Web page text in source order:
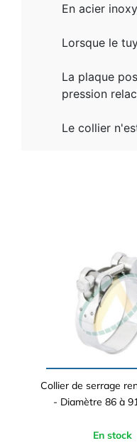
En acier
Lorsque le
La plaque
pression
Le collier
Collier de serrage
- Diamètre 86 à
En stock